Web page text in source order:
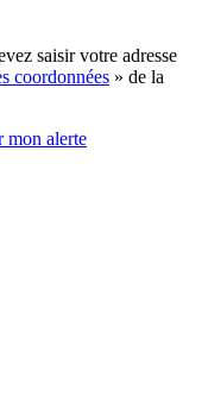
saisir votre adresse
coordonnées » de la
mon alerte